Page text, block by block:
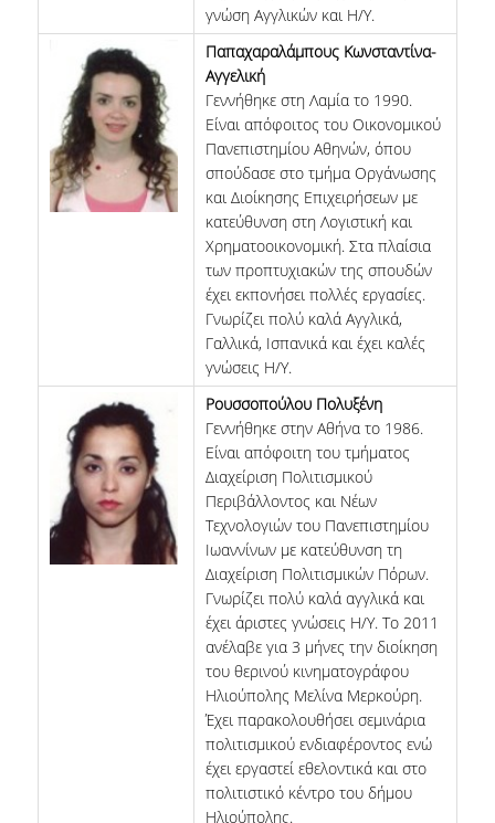
γνώση Αγγλικών και Η/Υ.
Παπαχαραλάμπους Κωνσταντίνα-
Αγγελική
Γεννήθηκε στη Λαμία το 1990.
Είναι απόφοιτος του Οικονομικού
Πανεπιστημίου Αθηνών, όπου
σπούδασε στο τμήμα Οργάνωσης
και Διοίκησης Επιχειρήσεων με
κατεύθυνση στη Λογιστική και
Χρηματοοικονομική. Στα πλαίσια
των προπτυχιακών της σπουδών
έχει εκπονήσει πολλές εργασίες.
Γνωρίζει πολύ καλά Αγγλικά,
Γαλλικά, Ισπανικά και έχει καλές
γνώσεις Η/Υ.
Ρουσσοπούλου Πολυξένη
Γεννήθηκε στην Αθήνα το 1986.
Είναι απόφοιτη του τμήματος
Διαχείριση Πολιτισμικού
Περιβάλλοντος και Νέων
Τεχνολογιών του Πανεπιστημίου
Ιωαννίνων με κατεύθυνση τη
Διαχείριση Πολιτισμικών Πόρων.
Γνωρίζει πολύ καλά αγγλικά και
έχει άριστες γνώσεις Η/Υ. Το 2011
ανέλαβε για 3 μήνες την διοίκηση
του θερινού κινηματογράφου
Ηλιούπολης Μελίνα Μερκούρη.
Έχει παρακολουθήσει σεμινάρια
πολιτισμικού ενδιαφέροντος ενώ
έχει εργαστεί εθελοντικά και στο
πολιτιστικό κέντρο του δήμου
Ηλιούπολης.